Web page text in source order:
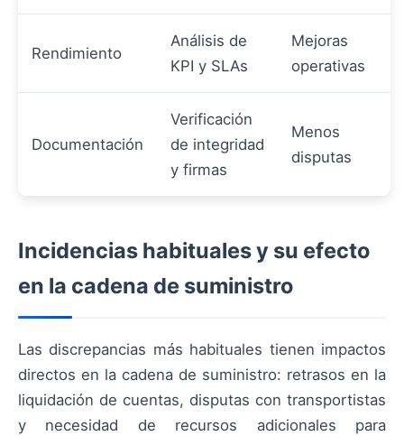
Rendimiento
Análisis de
KPI y SLAs
Mejoras
operativas
Documentación
Verificación
de integridad
y firmas
Menos
disputas
Incidencias habituales y su efecto
en la cadena de suministro
Las discrepancias más habituales tienen impactos
directos en la cadena de suministro: retrasos en la
liquidación de cuentas, disputas con transportistas
y necesidad de recursos adicionales para